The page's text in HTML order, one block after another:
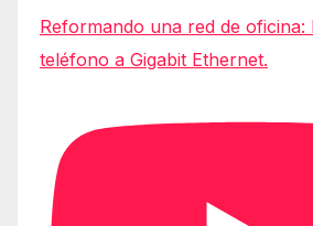
Reformando una red de oficina:
teléfono a Gigabit Ethernet.